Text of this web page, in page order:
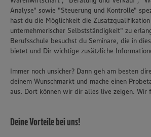
Analyse" sowie "Steuerung und Kontrolle"
hast du die Möglichkeit die
unternehmerischer Selbstständigkeit" zu
Berufsschule besuchst du Seminare, die in
bietet und Dir wichtige zusätzliche
Immer noch unsicher? Dann geh am besten
deinem Wunschmarkt und mache einen
aus. Dort können wir dir alles live zeigen. Wir
Deine Vorteile bei uns!